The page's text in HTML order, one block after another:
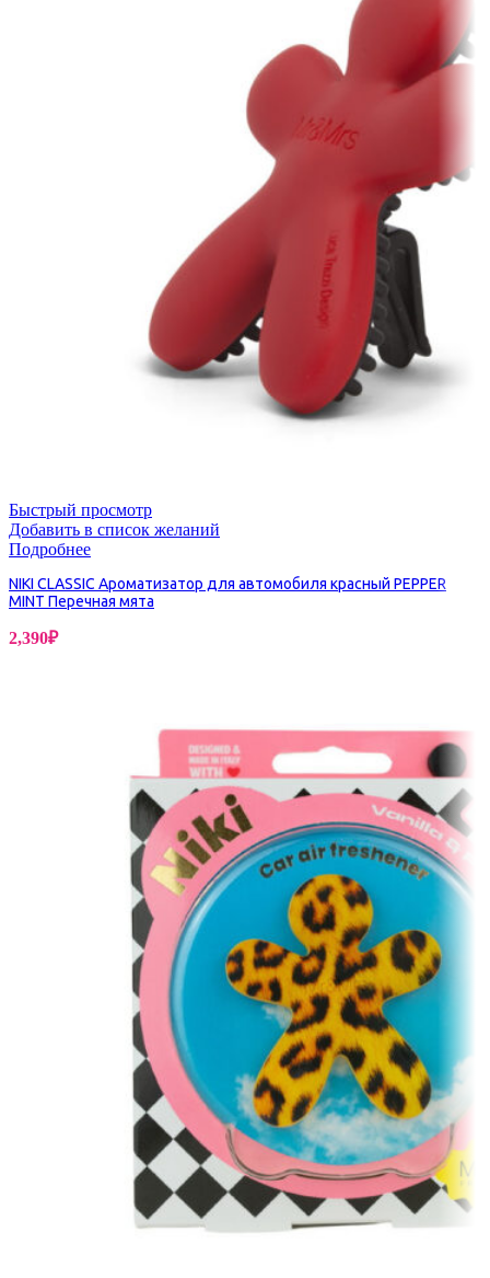
Быстрый просмотр
Добавить в список желаний
Подробнее
NIKI CLASSIC Ароматизатор для автомобиля красный PEPPER
MINT Перечная мята
2,390₽